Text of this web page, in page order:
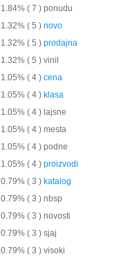
1.84% ( 7 ) ponudu
1.32% ( 5 ) novo
1.32% ( 5 ) prodajna
1.32% ( 5 ) vinil
1.05% ( 4 ) cena
1.05% ( 4 ) klasa
1.05% ( 4 ) lajsne
1.05% ( 4 ) mesta
1.05% ( 4 ) podne
1.05% ( 4 ) proizvodi
0.79% ( 3 ) katalog
0.79% ( 3 ) nbsp
0.79% ( 3 ) novosti
0.79% ( 3 ) sjaj
0.79% ( 3 ) visoki